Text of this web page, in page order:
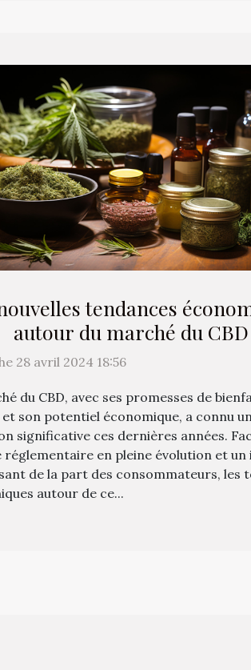
tendances
autour du marché du CBD
28 avril 2024 18:56
du CBD, avec ses promesses de
son potentiel économique, a connu
significative ces dernières années.
réglementaire en pleine évolution et
de la part des consommateurs, les
autour de ce...